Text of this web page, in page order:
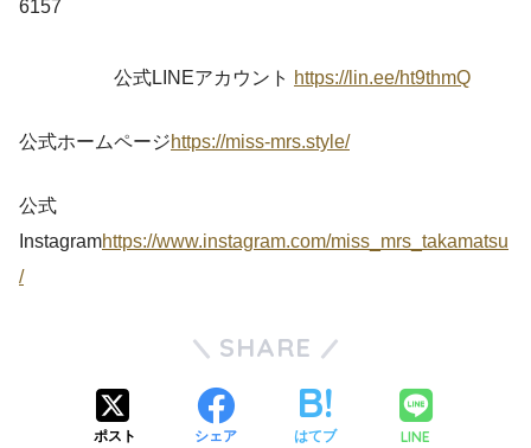
6157
公式LINEアカウント https://lin.ee/ht9thmQ
公式ホームページhttps://miss-mrs.style/
公式
Instagramhttps://www.instagram.com/miss_mrs_takamatsu
/
SHARE
ポスト シェア はてブ LINE